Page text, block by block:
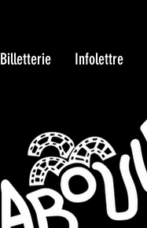
Billetterie Infolettre